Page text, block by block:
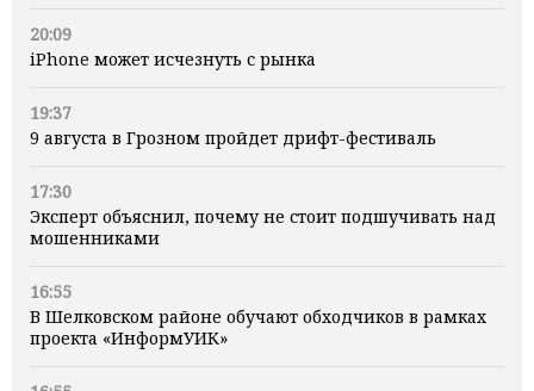
20:09
iPhone может исчезнуть с рынка
19:37
9 августа в Грозном пройдет дрифт-фестиваль
17:30
Эксперт объяснил, почему не стоит подшучивать над
мошенниками
16:55
В Шелковском районе обучают обходчиков в рамках
проекта «ИнформУИК»